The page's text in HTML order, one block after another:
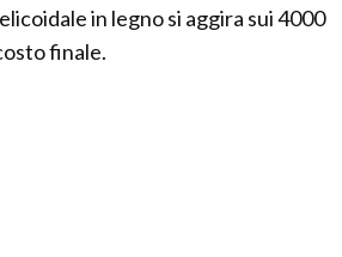
in legno si aggira sui 4000
finale.